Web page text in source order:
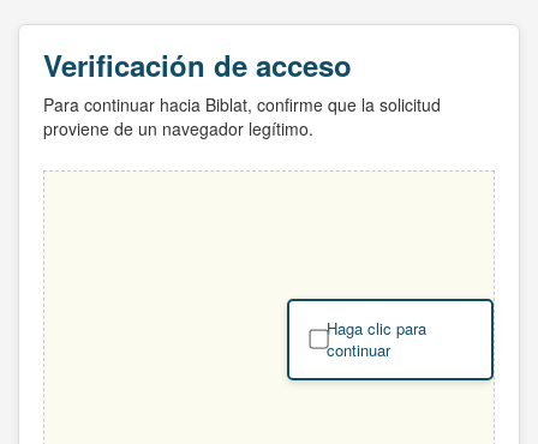
Verificación de acceso
Para continuar hacia Biblat, confirme que la solicitud
proviene de un navegador legítimo.
Haga clic para
continuar